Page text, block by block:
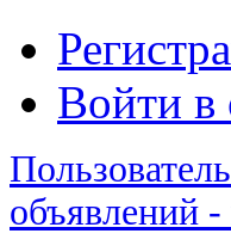
Войти в
объявлений